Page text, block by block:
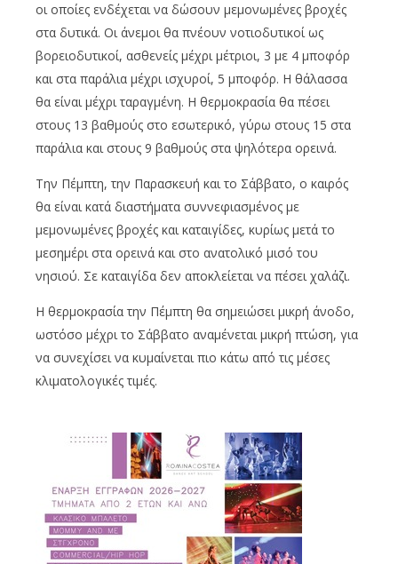
οι οποίες ενδέχεται να δώσουν μεμονωμένες βροχές
στα δυτικά. Οι άνεμοι θα πνέουν νοτιοδυτικοί ως
βορειοδυτικοί, ασθενείς μέχρι μέτριοι, 3 με 4 μποφόρ
και στα παράλια μέχρι ισχυροί, 5 μποφόρ. Η θάλασσα
θα είναι μέχρι ταραγμένη. Η θερμοκρασία θα πέσει
στους 13 βαθμούς στο εσωτερικό, γύρω στους 15 στα
παράλια και στους 9 βαθμούς στα ψηλότερα ορεινά.
Την Πέμπτη, την Παρασκευή και το Σάββατο, ο καιρός
θα είναι κατά διαστήματα συννεφιασμένος με
μεμονωμένες βροχές και καταιγίδες, κυρίως μετά το
μεσημέρι στα ορεινά και στο ανατολικό μισό του
νησιού. Σε καταιγίδα δεν αποκλείεται να πέσει χαλάζι.
Η θερμοκρασία την Πέμπτη θα σημειώσει μικρή άνοδο,
ωστόσο μέχρι το Σάββατο αναμένεται μικρή πτώση, για
να συνεχίσει να κυμαίνεται πιο κάτω από τις μέσες
κλιματολογικές τιμές.